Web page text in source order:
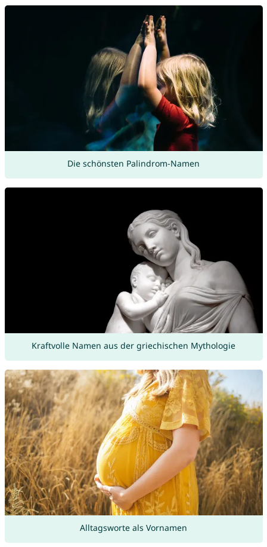
Die schönsten Palindrom-Namen
Kraftvolle Namen aus der griechischen Mythologie
Alltagsworte als Vornamen